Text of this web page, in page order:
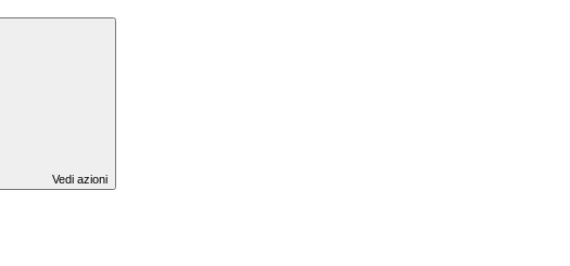
Vedi azioni